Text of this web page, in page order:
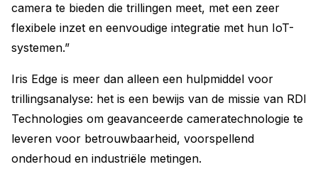
camera te bieden die trillingen meet, met een zeer
flexibele inzet en eenvoudige integratie met hun IoT-
systemen.”
Iris Edge is meer dan alleen een hulpmiddel voor
trillingsanalyse: het is een bewijs van de missie van RDI
Technologies om geavanceerde cameratechnologie te
leveren voor betrouwbaarheid, voorspellend
onderhoud en industriële metingen.